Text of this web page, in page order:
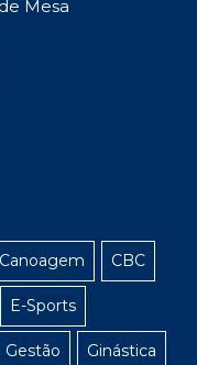
Mesa
Canoagem CBC
E-Sports
Gestão Ginástica